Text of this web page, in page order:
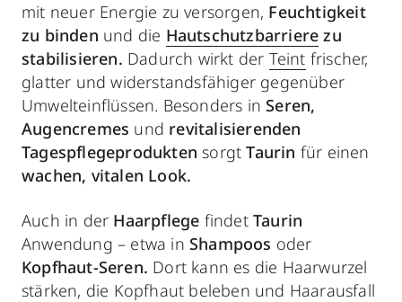
mit neuer Energie zu versorgen, Feuchtigkeit
zu binden und die Hautschutzbarriere zu
stabilisieren. Dadurch wirkt der Teint frischer,
glatter und widerstandsfähiger gegenüber
Umwelteinflüssen. Besonders in Seren,
Augencremes und revitalisierenden
Tagespflegeprodukten sorgtTaurin für einen
wachen, vitalen Look.
Auch in der Haarpflege findetTaurin
Anwendung – etwa in Shampoos oder
Kopfhaut-Seren. Dort kann es die Haarwurzel
stärken, die Kopfhaut beleben und Haarausfall